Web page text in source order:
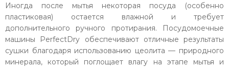
Иногда после мытья некоторая посуда (особенно
пластиковая) остается влажной и требует
дополнительного ручного протирания. Посудомоечные
машины PerfectDry обеспечивают отличные результаты
сушки благодаря использованию цеолита — природного
минерала, который поглощает влагу на этапе мытья и